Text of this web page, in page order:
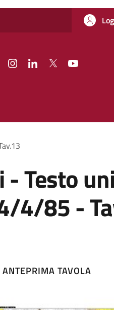
FacebookInstagramLinkedinTwitter
Testo
4/85 -
ANTEPRIMA TAVOLA